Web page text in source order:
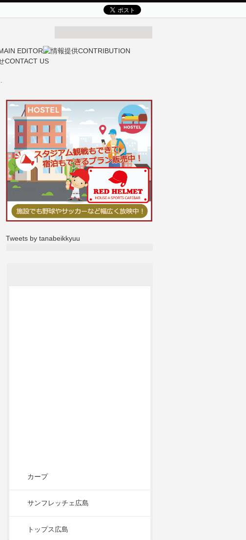
Tweets by tanabeikkyuu
カープ
サンフレッチェ広島
トップス広島